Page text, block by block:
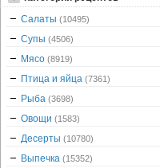
Салаты (10495)
Супы (4506)
Мясо (8919)
Птица и яйца (7361)
Рыба (3698)
Овощи (1583)
Десерты (10780)
Выпечка (15352)